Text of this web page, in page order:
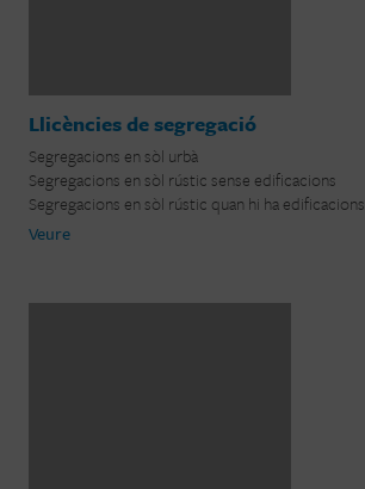
Llicències de segregació
Segregacions en sòl urbà
Segregacions en sòl rústic sense edificacions
Segregacions en sòl rústic quan hi ha edificacions
Veure